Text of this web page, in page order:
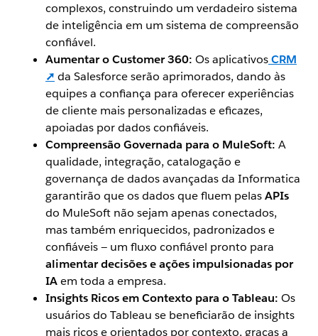
complexos, construindo um verdadeiro sistema
de inteligência em um sistema de compreensão
confiável.
Aumentar o Customer 360: Os aplicativosCRM
➚ da Salesforce serão aprimorados, dando às
equipes a confiança para oferecer experiências
de cliente mais personalizadas e eficazes,
apoiadas por dados confiáveis.
Compreensão Governada para o MuleSoft: A
qualidade, integração, catalogação e
governança de dados avançadas da Informatica
garantirão que os dados que fluem pelasAPIs
do MuleSoft não sejam apenas conectados,
mas também enriquecidos, padronizados e
confiáveis — um fluxo confiável pronto para
alimentar decisões e ações impulsionadas por
IAem toda a empresa.
Insights Ricos em Contexto para o Tableau: Os
usuários do Tableau se beneficiarão de insights
mais ricos e orientados por contexto, graças a